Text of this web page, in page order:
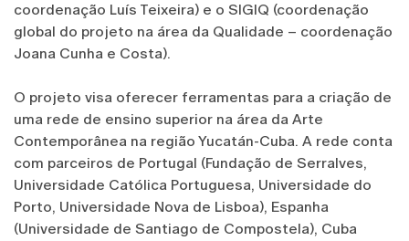
coordenação Luís Teixeira) e o SIGIQ (coordenação
global do projeto na área da Qualidade – coordenação
Joana Cunha e Costa).
O projeto visa oferecer ferramentas para a criação de
uma rede de ensino superior na área da Arte
Contemporânea na região Yucatán-Cuba. A rede conta
com parceiros de Portugal (Fundação de Serralves,
Universidade Católica Portuguesa, Universidade do
Porto, Universidade Nova de Lisboa), Espanha
(Universidade de Santiago de Compostela), Cuba